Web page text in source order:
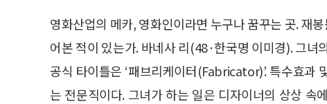
영화산업의 메카, 영화인이라면 누구나 꿈꾸는 곳. 재
어본 적이 있는가. 바네사 리(48·한국명 이미경). 그
공식 타이틀은 ‘패브리케이터(Fabricator)’. 특수효과
는 전문직이다. 그녀가 하는 일은 디자이너의 상상 속